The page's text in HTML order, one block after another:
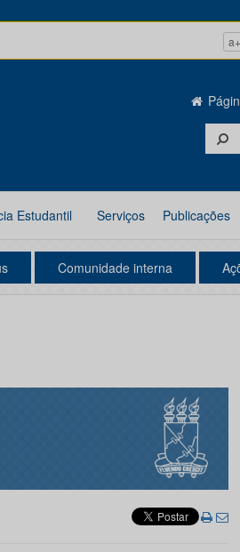
a+
Estudantil Serviços Publicações
Comunidade interna